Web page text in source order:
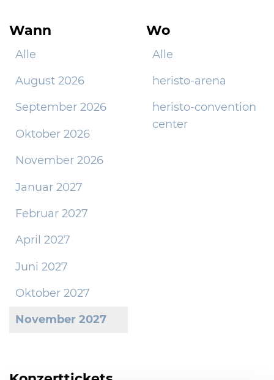
Wann
Alle
August 2026
September 2026
Oktober 2026
November 2026
Januar 2027
Februar 2027
April 2027
Juni 2027
Oktober 2027
November 2027
Wo
Alle
heristo-arena
heristo-convention
center